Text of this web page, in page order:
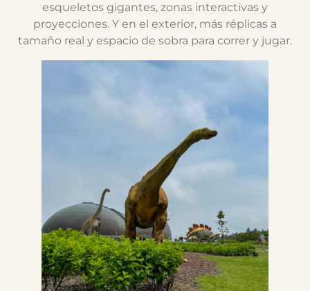
esqueletos gigantes, zonas interactivas y
proyecciones. Y en el exterior, más réplicas a
tamaño real y espacio de sobra para correr y jugar.